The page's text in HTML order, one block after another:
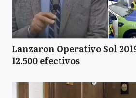
Lanzaron Operativo Sol
12.500 efectivos